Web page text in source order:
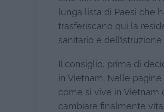
lunga lista di Paesi che
trasferiscano qui la
sanitario e
Il consiglio, prima di
in Vietnam. Nelle
come si vive in Vietnam
cambiare finalmente vita.